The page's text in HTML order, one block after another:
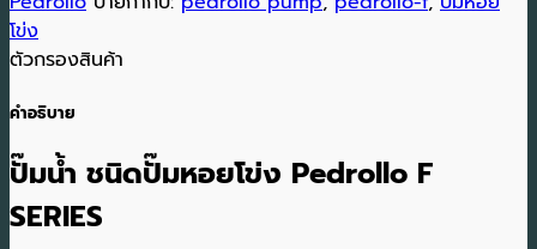
โข่ง
ตัวกรองสินค้า
คำอธิบาย
ปั๊มน้ำ ชนิดปั๊มหอยโข่ง Pedrollo F
SERIES